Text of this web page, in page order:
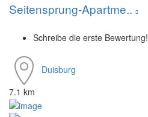
Seitensprung-Apartme..
Schreibe die erste Bewertung!
Duisburg
7.1 km